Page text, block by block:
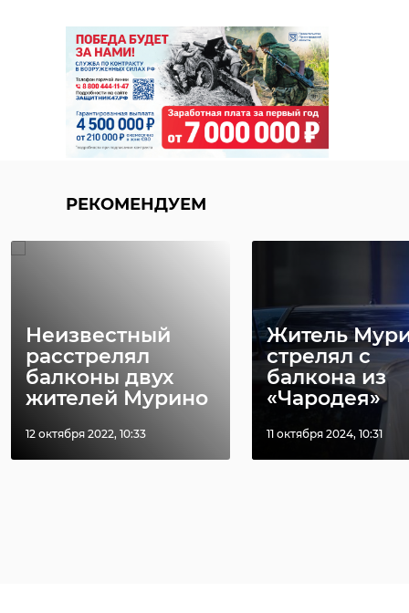
РЕКОМЕНДУЕМ
Неизвестный
расстрелял
балконы двух
жителей Мурино
12 октября 2022, 10:33
Житель
стрелял с
балкона из
«Чародея»
11 октября 2024, 10:31